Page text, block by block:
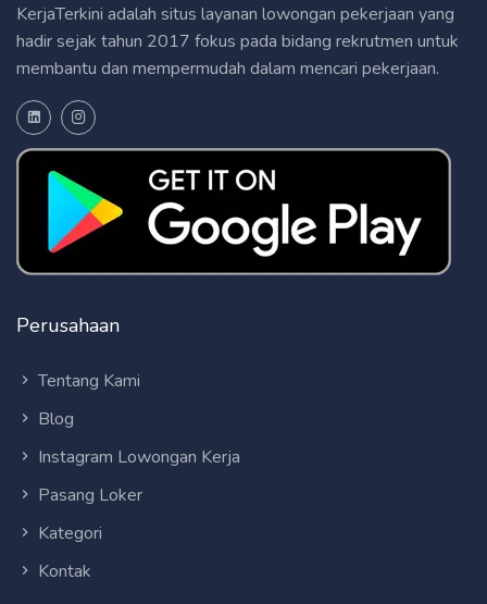
KerjaTerkini adalah situs layanan lowongan pekerjaan yang
hadir sejak tahun 2017 fokus pada bidang rekrutmen untuk
membantu dan mempermudah dalam mencari pekerjaan.
Perusahaan
Tentang Kami
Blog
Instagram Lowongan Kerja
Pasang Loker
Kategori
Kontak